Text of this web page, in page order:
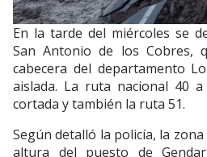
En la tarde del miércoles se
San Antonio de los Cobres,
cabecera del departamento
aislada. La ruta nacional 40
cortada y también la ruta 51.
Según detalló la policía, la
altura del puesto de